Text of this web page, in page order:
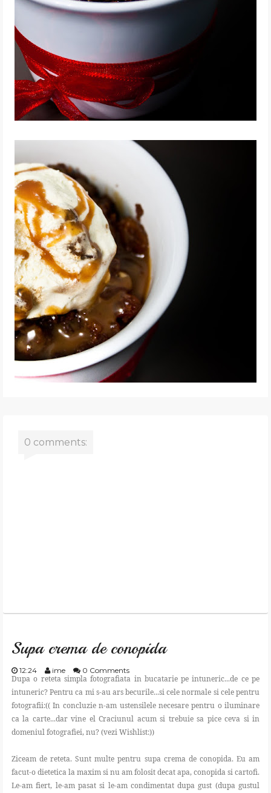
0 comments:
Supa crema de conopida
12:24 ime 0 Comments
Dupa o reteta simpla fotografiata in bucatarie pe intuneric...de ce pe
intuneric? Pentru ca mi s-au ars becurile...si cele normale si cele pentru
fotografii:(( In concluzie n-am ustensilele necesare pentru o iluminare
ca la carte...dar vine el Craciunul acum si trebuie sa pice ceva si in
domeniul fotografiei, nu? (vezi Wishlist:))
Ziceam de reteta. Sunt multe pentru supa crema de conopida. Eu am
facut-o dietetica la maxim si nu am folosit decat apa, conopida si cartofi.
Le-am fiert, le-am pasat si le-am condimentat dupa gust (dupa gustul